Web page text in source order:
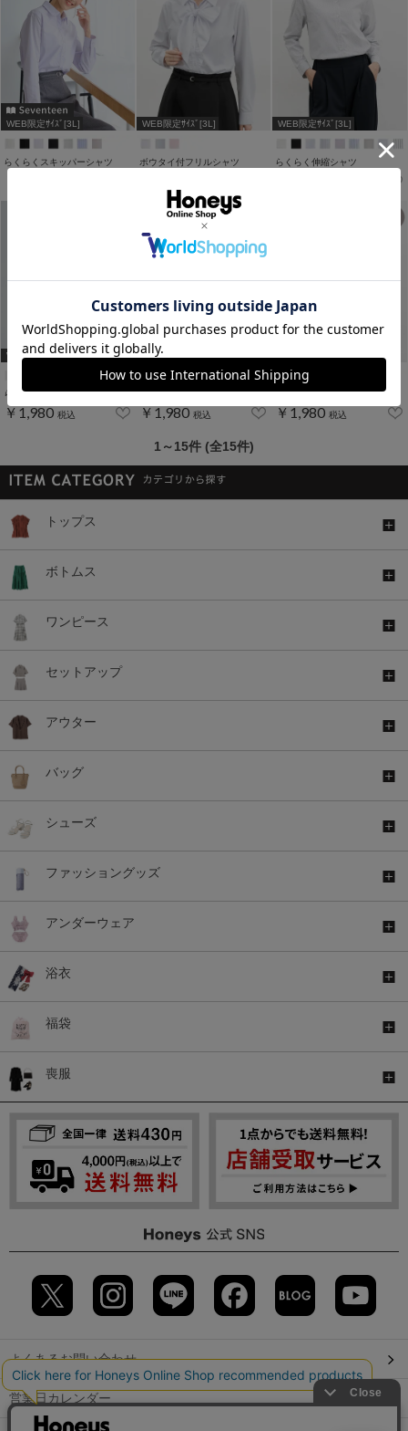
WEB限定ｻｲｽﾞ[3L]
らくらくスキッパーシャツ
WEB限定ｻｲｽﾞ[3L]
ボウタイ付フリルシャツ
WEB限定ｻｲｽﾞ[3L]
らくらく伸縮シャツ
WEB限定ｻｲｽﾞ[3L]
らくらく７分袖マオカラー
￥1,980 税込
WEB限定ｻｲｽﾞ[3L]
らくらく伸縮７分袖シャツ
￥1,980 税込
スタンドピンタックシャツ
￥1,980 税込
1～15件 (全15件)
トップス
ボトムス
ワンピース
セットアップ
アウター
バッグ
シューズ
ファッショングッズ
アンダーウェア
浴衣
福袋
喪服
よくあるお問い合わせ
営業日カレンダー